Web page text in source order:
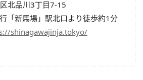
北品川3丁目7-15
「新馬場」駅北口より徒歩約1分
shinagawajinja.tokyo/